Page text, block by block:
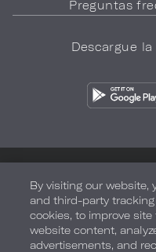
Preguntas
Descargue
Seguridad y bienestar
Mapa del sitio
By visiting our website,
and third-party
cookies, to improve
website content,
advertisements, and